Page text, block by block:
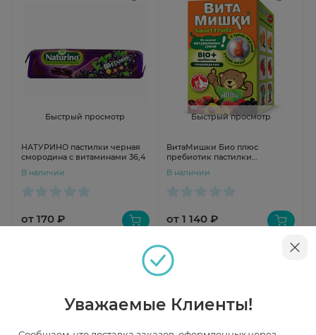
Быстрый просмотр
НАТУРИНО пастилки черная
смородина с витаминами 36,4
В наличии
от 170 ₽
Быстрый просмотр
ВитаМишки Био плюс
пребиотик пастилки
В наличии
от 1 140 ₽
Уважаемые Клиенты!